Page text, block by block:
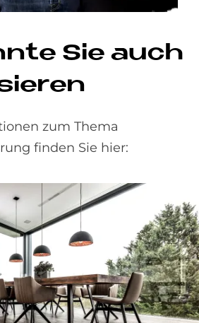
Sie auch
zum Thema
finden Sie hier: